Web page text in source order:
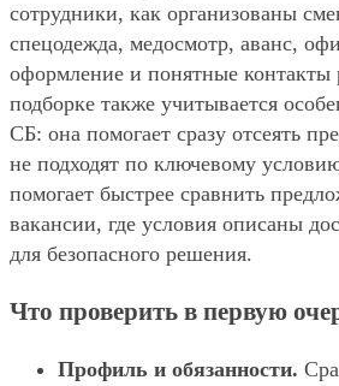
сотрудники, как организованы
спецодежда, медосмотр, аванс,
оформление и понятные контакты
подборке также учитывается
СБ: она помогает сразу отсеять
не подходят по ключевому
помогает быстрее сравнить
вакансии, где условия описаны
для безопасного решения.
Что проверить в первую
Профиль и обязанности.